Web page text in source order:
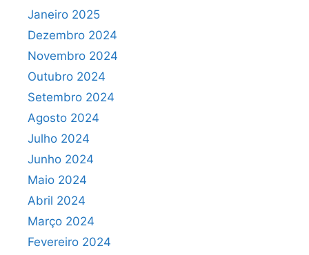
Janeiro 2025
Dezembro 2024
Novembro 2024
Outubro 2024
Setembro 2024
Agosto 2024
Julho 2024
Junho 2024
Maio 2024
Abril 2024
Março 2024
Fevereiro 2024